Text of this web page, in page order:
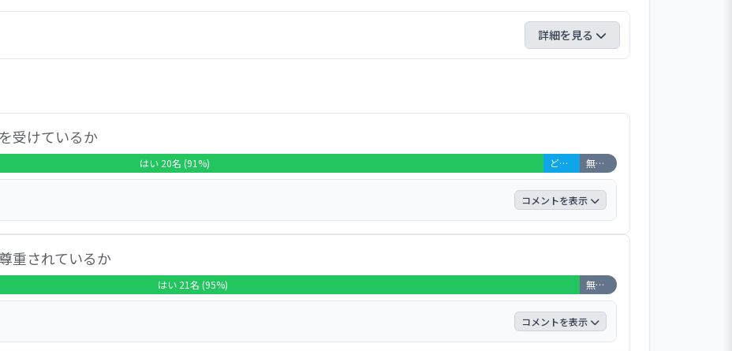
詳細を見る
る。一方で、一部の意見として、「夜しゃべっていて、うるさい」「声が聞こえてくるので落ち着かない」
利用者の個々の状況にも配慮した更なる対応を求める声があると読み取れる。また、「ご飯は美味しい」
見があるが、一部の利用者からは「量が少ない」との意見があり、全体としては食事には満足しているも
ば個々の利用者の状況にあわせての対応を望む声があると読み取れる。総合的な感想については、4名が
しているが、１１名が「大変満足」、５名が「満足」と回答していることから、改善すべき点はあると考
業所に対する評価が高いことがうかがえる。
受けているか
はい 20名 (91%) どちらともいえない 1名 (5%) 無回答・非該当 1名 (5%)
コメントを表示
っています。回答や意見の要約は次に示す通りです。 ・職員さんに話をします。 ・大丈夫。 ・やって
人に言ったらすぐ助けてくれる。 ・困ったら相談に乗ってくれる。落ち込んだ時も丁寧に寄り添っ
て見つけて助けてくれた。 ・ゴミ出し一緒に声かけて手伝って一緒に降ろしに行ってくれる。 ・手
ってくれたりする。 ・バスで違うところに行った時に迷ってホームに電話したら、来てくれた。
重されているか
はい 21名 (95%) 無回答・非該当 1名 (5%)
コメントを表示